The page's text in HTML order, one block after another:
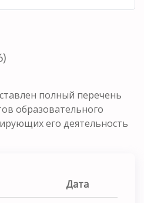
полный перечень
образовательного
его деятельность
Дата